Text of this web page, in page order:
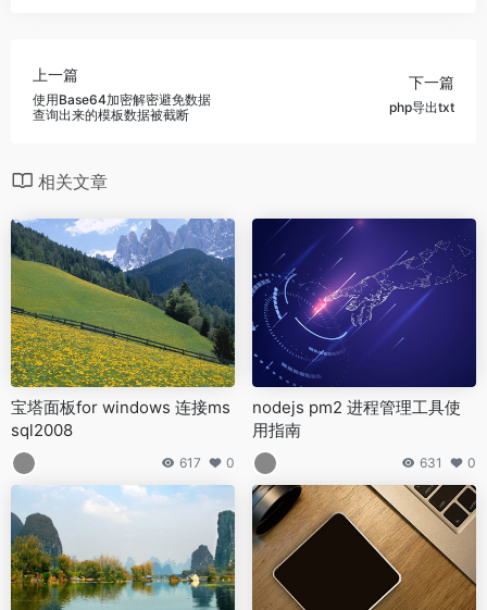
上一篇
使用Base64加密解密避免数据
查询出来的模板数据被截断
下一篇
php导出txt
相关文章
宝塔面板for windows 连接ms
sql2008
617 0
nodejs pm2 进程管理工具使
用指南
631 0